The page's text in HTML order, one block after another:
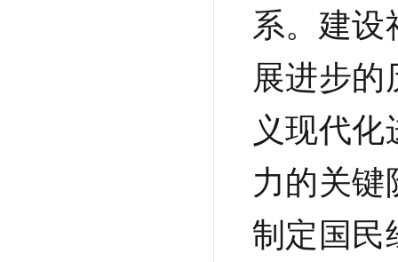
系。建
展进步的
义现代
力的关
制定国民